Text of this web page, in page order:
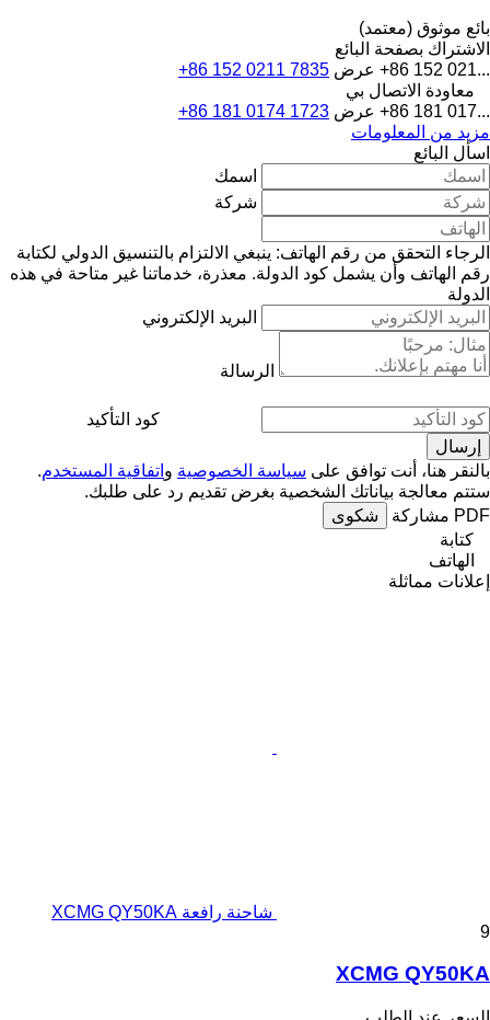
بائع موثوق (معتمد)
الاشتراك بصفحة البائع
+86 152 021... عرض +86 152 0211 7835
معاودة الاتصال بي
+86 181 017... عرض +86 181 0174 1723
مزيد من المعلومات
اسأل البائع
اسمك
شركة
الرجاء التحقق من رقم الهاتف: ينبغي الالتزام بالتنسيق الدولي لكتابة
رقم الهاتف وأن يشمل كود الدولة. معذرة، خدماتنا غير متاحة في هذه
الدولة
البريد الإلكتروني
الرسالة
كود التأكيد
بالنقر هنا، أنت توافق على سياسة الخصوصية و اتفاقية المستخدم.
ستتم معالجة بياناتك الشخصية بغرض تقديم رد على طلبك.
PDF مشاركة
شكوى
كتابة
الهاتف
إعلانات مماثلة
شاحنة رافعة XCMG QY50KA
9
XCMG QY50KA